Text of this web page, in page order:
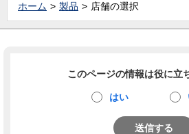
ホーム 製品 店舗の選択
このページの情報は役に立
はい
送信する